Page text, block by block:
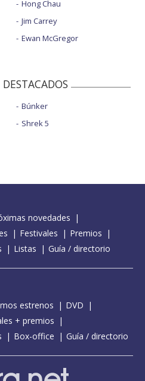
Hong Chau
Jim Carrey
Ewan McGregor
Búnker
Shrek 5
novedades
Festivales
Premios
Listas Guía / directorio
estrenos
DVD
+ premios
Box-office Guía / directorio